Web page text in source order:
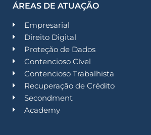
ÁREAS DE ATUAÇÃO
Empresarial
Direito Digital
Proteção de Dados
Contencioso Cível
Contencioso Trabalhista
Recuperação de Crédito
Secondment
Academy